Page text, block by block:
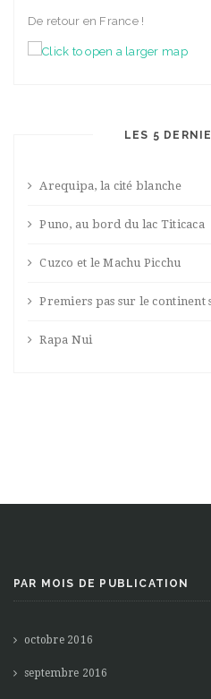
De retour en France !
LES 5
Arequipa, la cité blanche
Puno, au bord du lac Titicaca
Cuzco et le Machu Picchu
Premiers pas sur le continent
Rapa Nui
PAR MOIS DE PUBLICATION
octobre 2016
septembre 2016